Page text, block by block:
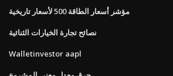
مؤشر أسعار الطاقة 500 لأسعار تاريخية
نصائح تجارة الخيارات الثنائية
Walletinvestor aapl